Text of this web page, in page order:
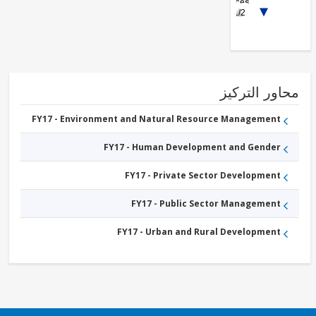
Services
FY17 -
التركيز
FY17 - Environment and Natural Resource Management
FY17 - Human Development and Gender
FY17 - Private Sector Development
FY17 - Public Sector Management
FY17 - Urban and Rural Development